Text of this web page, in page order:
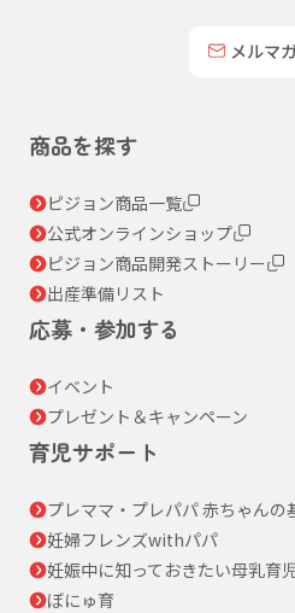
メルマ
商品を探す
ピジョン商品一覧
公式オンラインショップ
ピジョン商品開発ストーリー
出産準備リスト
応募・参加する
イベント
プレゼント＆キャンペーン
育児サポート
プレママ・プレパパ 赤ちゃんの
妊婦フレンズwithパパ
妊娠中に知っておきたい母乳育
ぼにゅ育